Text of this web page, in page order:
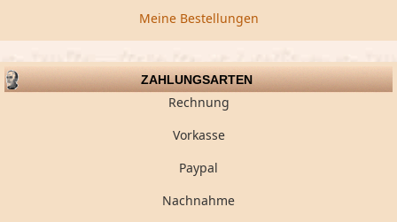
Meine Bestellungen
ZAHLUNGSARTEN
Rechnung
Vorkasse
Paypal
Nachnahme